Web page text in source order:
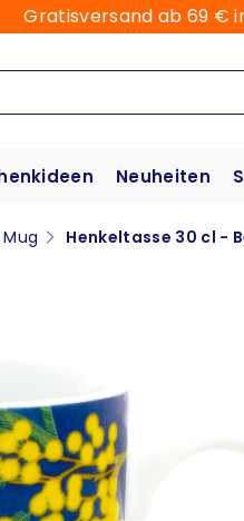
Gratisversand ab 69 €
Neuheiten
Mug Henkeltasse 30 cl -